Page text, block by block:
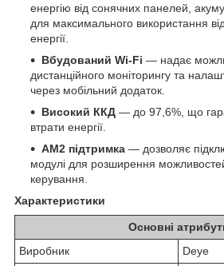
енергію від сонячних панелей,
для максимального використання
енергії.
Вбудований Wi-Fi — надає
дистанційного моніторингу та
через мобільний додаток.
Високий ККД — до 97,6%, що
втрати енергії.
AM2 підтримка — дозволяє
модулі для розширення
керування.
Характеристики
Основні
Виробник
Deye